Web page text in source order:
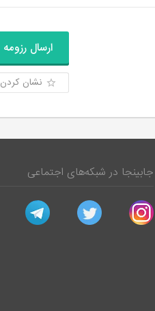
ارسال رزومه
نشان کردن
جابینجا در شبکه‌های اجتماعی
instagram
twitter
telegram